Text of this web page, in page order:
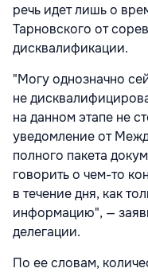
речь идет лишь о
Тарновского от
дисквалификации.
"Могу однозначно
не
на данном этапе не
уведомление от
полного пакета
говорить о чем-то
в течение дня, как
информацию", —
делегации.
По ее словам,